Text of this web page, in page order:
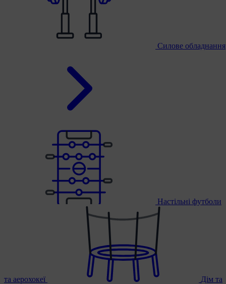
Силове обладнання
Настільні футболи
та аерохокеї Дім та